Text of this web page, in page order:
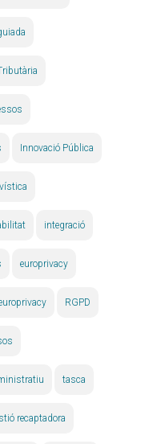
Innovació Pública
integració
europrivacy
RGPD
tasca
recaptadora